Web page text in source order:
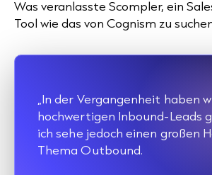
Was veranlasste Scompler, ein
Tool wie das von Cognism zu
„In der Vergangenheit haben
hochwertigen Inbound-Leads
ich sehe jedoch einen großen
Thema Outbound.